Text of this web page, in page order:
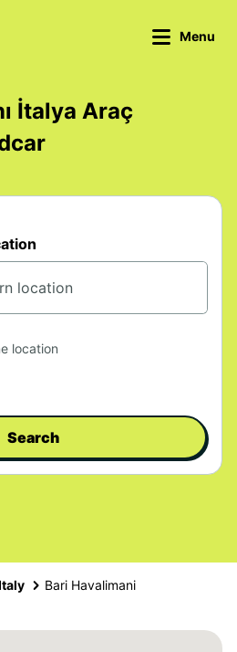
Menu
İtalya Araç
location
Search
Bari Havalimani